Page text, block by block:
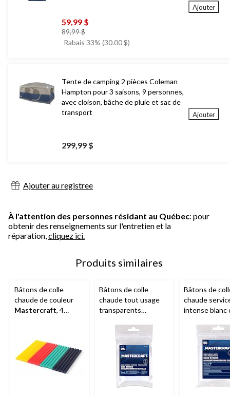
59,99 $
89,99 $prix
était
Rabais 33% (30.00 $)
Ajouter
Tente de camping 2 pièces Coleman
Hampton pour 3 saisons, 9 personnes,
avec cloison, bâche de pluie et sac de
transport
299,99 $
Ajouter
Ajouter au registree
À l'attention des personnes résidant au Québec: pour
obtenir des renseignements sur l'entretien et la
réparation,cliquez ici.
Produits similaires
Bâtons de colle
chaude de couleur
Mastercraft, 4
Bâtons de colle
chaude tout usage
transparents
9/32 x 4 po, paq. 25
Bâtons de
chaude
intense blanc
9/32 x 4 po,